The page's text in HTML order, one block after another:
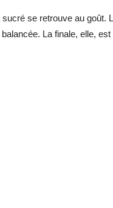
se retrouve au goût.
La finale, elle,